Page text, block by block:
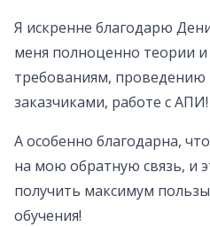
Я искренне благодарю
меня полноценно теории
требованиям,
заказчиками, работе с АПИ!
А особенно благодарна,
на мою обратную связь, и
получить максимум
обучения!